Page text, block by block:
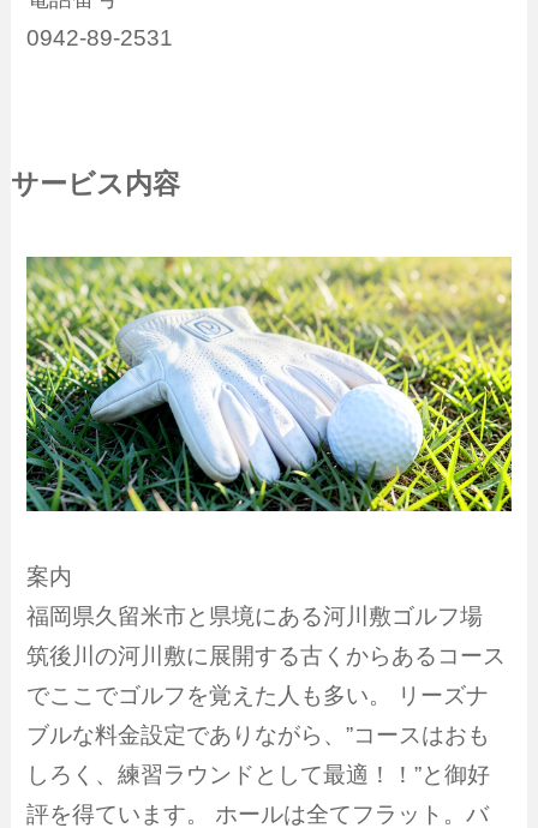
0942-89-2531
サービス内容
案内
福岡県久留米市と県境にある河川敷ゴルフ場
筑後川の河川敷に展開する古くからあるコース
でここでゴルフを覚えた人も多い。 リーズナ
ブルな料金設定でありながら、”コースはおも
しろく、練習ラウンドとして最適！！”と御好
評を得ています。 ホールは全てフラット。バ